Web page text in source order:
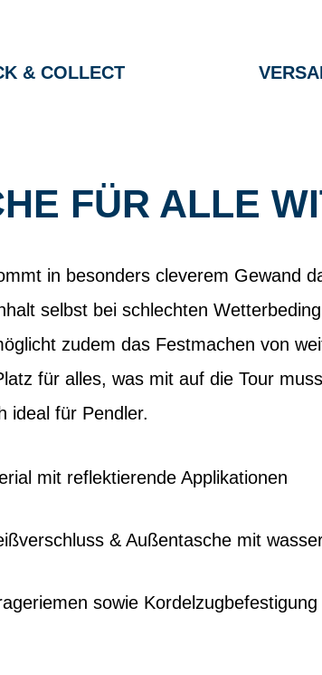
& COLLECT
FÜR ALLE
in besonders cleverem Gewand
selbst bei schlechten
zudem das Festmachen von
für alles, was mit auf die Tour
ideal für Pendler.
mit reflektierende Applikationen
& Außentasche mit
sowie